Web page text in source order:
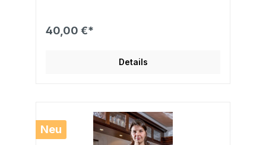
40,00 €*
Details
Neu